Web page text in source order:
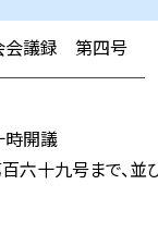
会議録 第四号
時開議
九号まで、並び